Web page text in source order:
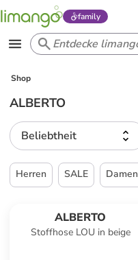
family
Shop
ALBERTO
Beliebtheit
Herren SALE Damen
ALBERTO
Stoffhose LOU in beige